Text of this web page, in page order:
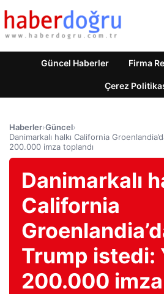
Güncel Haberler Firma
Çerez
Haberler›Güncel›
Danimarkalı halkı California
200.000 imza toplandı
Danimarkalı
California
Trump istedi:
200.000